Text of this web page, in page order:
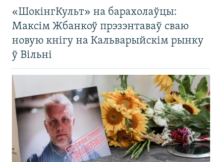
«ШокінгКульт» на барахолаўцы:
Максім Жбанкоў прэзэнтаваў сваю
новую кнігу на Кальварыйскім рынку
ў Вільні